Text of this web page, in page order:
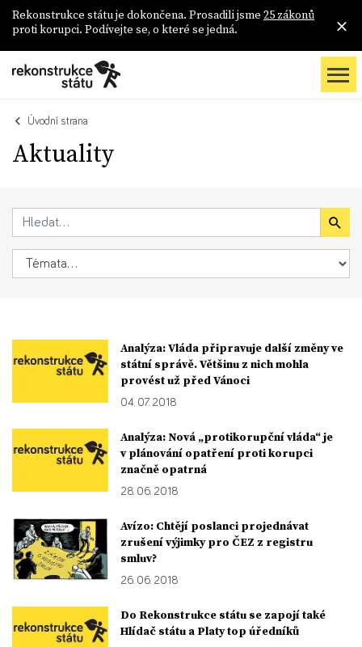
Rekonstrukce státu je dokončena. Prosadili jsme 25 zákonů
proti korupci. Podívejte se, o které se jedná.
Úvodní strana
Aktuality
Analýza: Vláda připravuje další změny ve
státní správě. Většinu z nich mohla
provést už před Vánoci
04. 07. 2018
Analýza: Nová „protikorupční vláda“ je
v plánování opatření proti korupci
značně opatrná
28. 06. 2018
Avízo: Chtějí poslanci projednávat
zrušení výjimky pro ČEZ z registru
smluv?
26. 06. 2018
Do Rekonstrukce státu se zapojí také
Hlídač státu a Platy top úředníků